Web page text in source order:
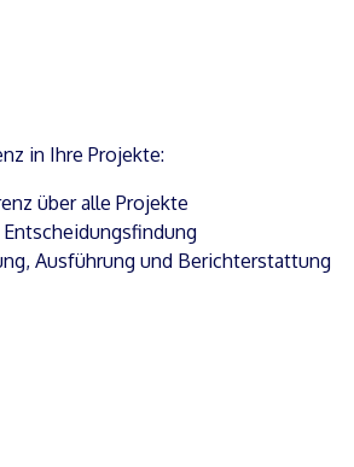
in Ihre Projekte:
über alle Projekte
Ausführung und Berichterstattung